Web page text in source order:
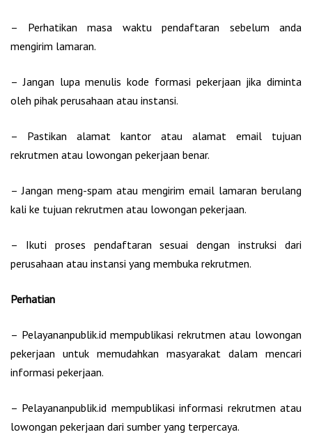
– Perhatikan masa waktu pendaftaran sebelum anda
mengirim lamaran.
– Jangan lupa menulis kode formasi pekerjaan jika diminta
oleh pihak perusahaan atau instansi.
– Pastikan alamat kantor atau alamat email tujuan
rekrutmen atau lowongan pekerjaan benar.
– Jangan meng-spam atau mengirim email lamaran berulang
kali ke tujuan rekrutmen atau lowongan pekerjaan.
– Ikuti proses pendaftaran sesuai dengan instruksi dari
perusahaan atau instansi yang membuka rekrutmen.
Perhatian
– Pelayananpublik.id mempublikasi rekrutmen atau lowongan
pekerjaan untuk memudahkan masyarakat dalam mencari
informasi pekerjaan.
– Pelayananpublik.id mempublikasi informasi rekrutmen atau
lowongan pekerjaan dari sumber yang terpercaya.